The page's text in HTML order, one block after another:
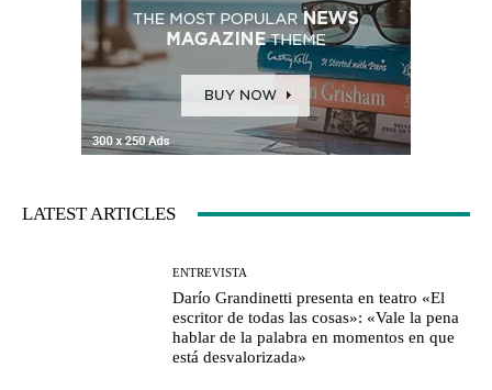
LATEST ARTICLES
ENTREVISTA
Darío Grandinetti presenta en teatro «El
escritor de todas las cosas»: «Vale la pena
hablar de la palabra en momentos en que
está desvalorizada»